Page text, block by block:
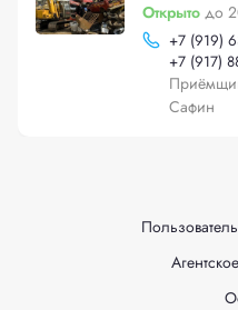
Открыто до
+7 (919)
+7 (917)
Сафин